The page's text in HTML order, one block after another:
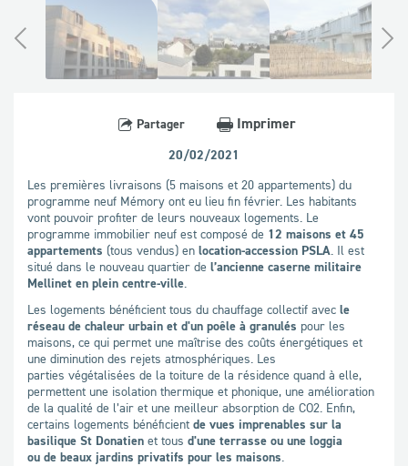
Partager Imprimer
20/02/2021
Les premières livraisons (5 maisons et 20 appartements) du
programme neuf Mémory ont eu lieu fin février. Les habitants
vont pouvoir profiter de leurs nouveaux logements. Le
programme immobilier neuf est composé de 12 maisons et 45
appartements (tous vendus) en location-accession PSLA. Il est
situé dans le nouveau quartier de l’ancienne caserne militaire
Mellinet en plein centre-ville.
Les logements bénéficient tous du chauffage collectif avec le
réseau de chaleur urbain et d'un poêle à granulés pour les
maisons, ce qui permet une maîtrise des coûts énergétiques et
une diminution des rejets atmosphériques. Les
parties végétalisées de la toiture de la résidence quand à elle,
permettent une isolation thermique et phonique, une amélioration
de la qualité de l’air et une meilleur absorption de CO2. Enfin,
certains logements bénéficient de vues imprenables sur la
basilique St Donatien et tous d'une terrasse ou une loggia
ou de beaux jardins privatifs pour les maisons.